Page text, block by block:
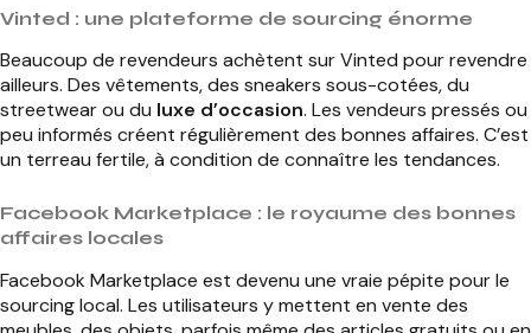
Vinted : une plateforme de sourcing énorme
Beaucoup de revendeurs achètent sur Vinted pour revendre
ailleurs. Des vêtements, des sneakers sous-cotées, du
streetwear ou du luxe d’occasion. Les vendeurs pressés ou
peu informés créent régulièrement des bonnes affaires. C’est
un terreau fertile, à condition de connaître les tendances.
Facebook Marketplace : le royaume des bonnes
affaires locales
Facebook Marketplace est devenu une vraie pépite pour le
sourcing local. Les utilisateurs y mettent en vente des